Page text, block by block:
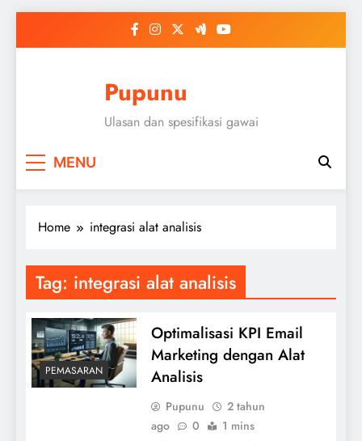
Pupunu
Ulasan dan spesifikasi gawai
MENU
Home integrasi alat analisis
Tag: integrasi alat analisis
PEMASARAN
Optimalisasi KPI Email
Marketing dengan Alat
Analisis
Pupunu
2 tahun
ago
0 1 mins